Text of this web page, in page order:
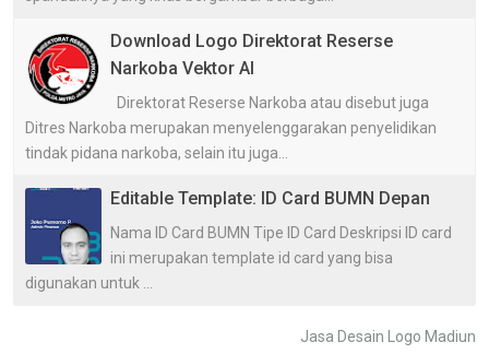
Download Logo Direktorat Reserse
Narkoba Vektor AI
Direktorat Reserse Narkoba atau disebut juga
Ditres Narkoba merupakan menyelenggarakan penyelidikan
tindak pidana narkoba, selain itu juga...
Editable Template: ID Card BUMN Depan
Nama ID Card BUMN Tipe ID Card Deskripsi ID card
ini merupakan template id card yang bisa
digunakan untuk ...
Jasa Desain Logo Madiun